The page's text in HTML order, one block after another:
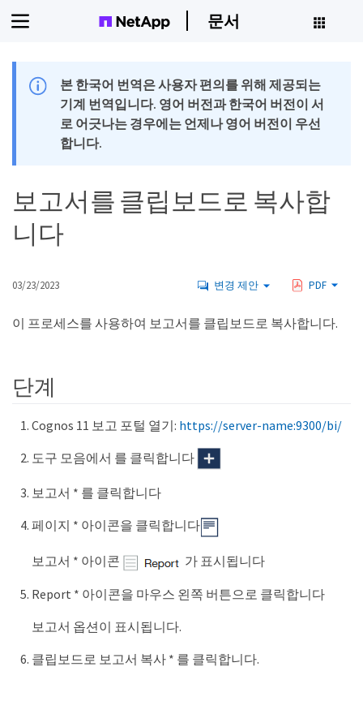
문서
본 한국어 번역은 사용자 편의를 위해 제공되는
기계 번역입니다. 영어 버전과 한국어 버전이 서
로 어긋나는 경우에는 언제나 영어 버전이 우선
합니다.
보고서를 클립보드로 복사합
니다
03/23/2023 변경 제안 PDF
이 프로세스를 사용하여 보고서를 클립보드로 복사합니다.
단계
Cognos 11 보고 포털 열기: https://server-name:9300/bi/
도구 모음에서 를 클릭합니다
보고서 * 를 클릭합니다
페이지 * 아이콘을 클릭합니다
보고서 * 아이콘 가 표시됩니다
Report * 아이콘을 마우스 왼쪽 버튼으로 클릭합니다
보고서 옵션이 표시됩니다.
클립보드로 보고서 복사 * 를 클릭합니다.